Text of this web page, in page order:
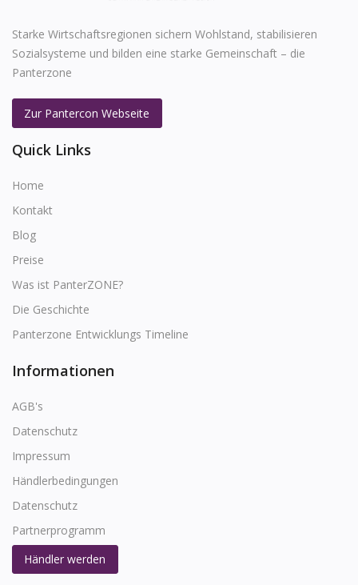
Starke Wirtschaftsregionen sichern Wohlstand, stabilisieren
Sozialsysteme und bilden eine starke Gemeinschaft – die
Panterzone
Zur Pantercon Webseite
Quick Links
Home
Kontakt
Blog
Preise
Was ist PanterZONE?
Die Geschichte
Panterzone Entwicklungs Timeline
Informationen
AGB's
Datenschutz
Impressum
Händlerbedingungen
Datenschutz
Partnerprogramm
Händler werden